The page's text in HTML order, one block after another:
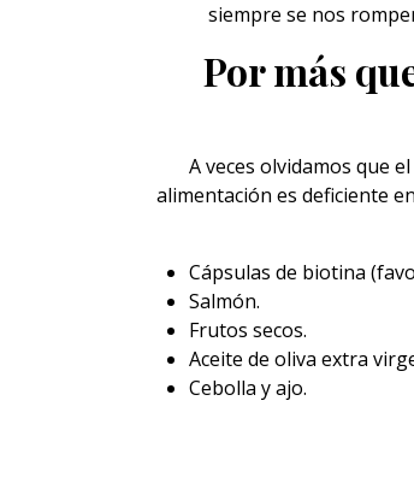
siempre se nos
Por más
A veces olvidamos que
alimentación es deficiente
Cápsulas de biotina
Salmón.
Frutos secos.
Aceite de oliva extra
Cebolla y ajo.